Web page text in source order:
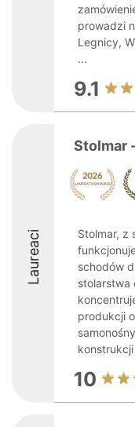
prowadzi
Legnicy,
...
9.1
Laureaci
Stolmar
Stolmar, z
schodów
stolarstwa
produkcji
konstrukcji
10